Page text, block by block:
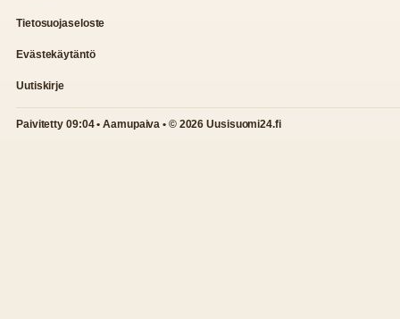
Tietosuojaseloste
Evästekäytäntö
Uutiskirje
Paivitetty 09:04 • Aamupaiva • © 2026 Uusisuomi24.fi